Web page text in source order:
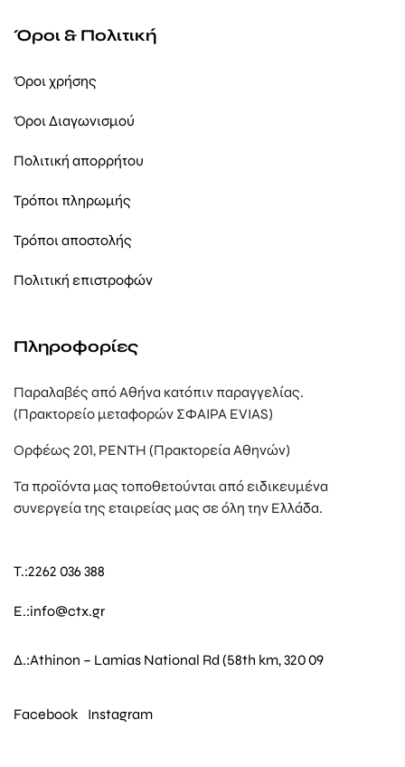
Όροι & Πολιτική
Όροι χρήσης
Όροι Διαγωνισμού
Πολιτική απορρήτου
Τρόποι πληρωμής
Τρόποι αποστολής
Πολιτική επιστροφών
Πληροφορίες
Παραλαβές από Αθήνα κατόπιν παραγγελίας.
(Πρακτορείο μεταφορών ΣΦΑΙΡΑ EVIAS)
Ορφέως 201, ΡΕΝΤΗ (Πρακτορεία Αθηνών)
Τα προϊόντα μας τοποθετούνται από ειδικευμένα
συνεργεία της εταιρείας μας σε όλη την Ελλάδα.
T.:2262 036 388
E.:info@ctx.gr
Δ.:Athinon – Lamias National Rd (58th km, 320 09
Facebook Instagram